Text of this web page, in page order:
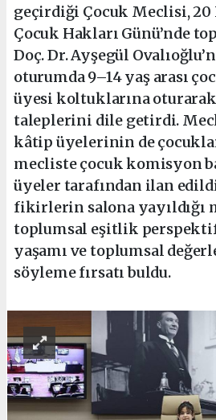
geçirdiği Çocuk Meclisi, 20
Çocuk Hakları Günü’nde
Doç. Dr. Ayşegül
oturumda 9–14 yaş arası
üyesi koltuklarına oturarak
taleplerini dile getirdi.
kâtip üyelerinin de
mecliste çocuk komisyon
üyeler tarafından ilan
fikirlerin salona yayıldığı
toplumsal eşitlik
yaşamı ve toplumsal
söyleme fırsatı buldu.